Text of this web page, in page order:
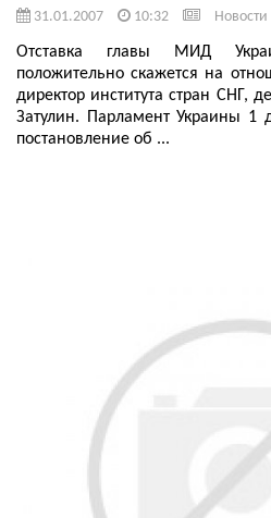
31.01.2007 10:32 Новости
Отставка главы МИД
положительно скажется на
директор института стран СНГ,
Затулин. Парламент Украины 1
постановление об ...